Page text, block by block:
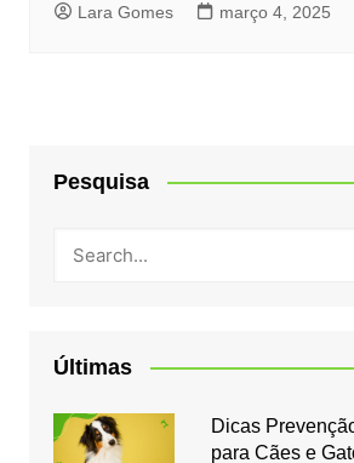
Lara Gomes março 4, 2025
Pesquisa
Últimas
Dicas
para Cães e